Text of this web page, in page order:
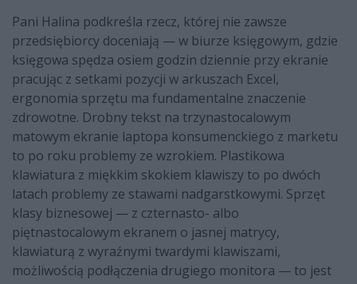
Pani Halina podkreśla rzecz, której nie zawsze
przedsiębiorcy doceniają — w biurze księgowym, gdzie
księgowa spędza osiem godzin dziennie przy ekranie
pracując z setkami pozycji w arkuszach Excel,
ergonomia sprzętu ma fundamentalne znaczenie
zdrowotne. Drobny tekst na trzynastocalowym
matowym ekranie laptopa konsumenckiego z marketu
to po roku problemy ze wzrokiem. Plastikowa
klawiatura z miękkim skokiem klawiszy to po dwóch
latach problemy ze stawami nadgarstkowymi. Sprzęt
klasy biznesowej — z czternasto- albo
piętnastocalowym ekranem o jasnej matrycy,
klawiaturą z wyraźnymi twardymi klawiszami,
możliwością podłączenia drugiego monitora — to jest